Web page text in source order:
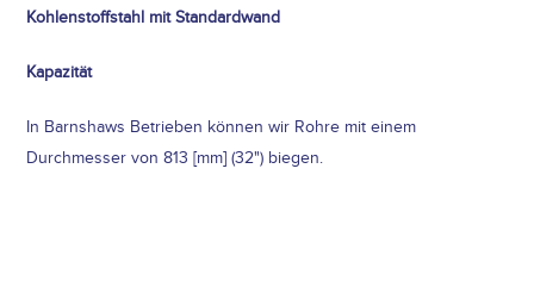
Kohlenstoffstahl mit Standardwand
Kapazität
In Barnshaws Betrieben können wir Rohre mit einem
Durchmesser von 813 [mm] (32") biegen.